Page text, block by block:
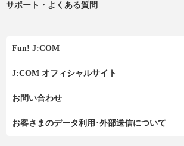
サポート・よくある質問
Fun! J:COM
J:COM オフィシャルサイト
お問い合わせ
お客さまのデータ利用･外部送信について